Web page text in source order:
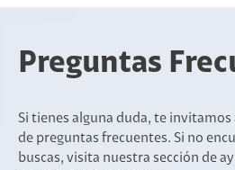
Preguntas
Si tienes alguna duda, te
de preguntas frecuentes. Si no
buscas, visita nuestra sección de